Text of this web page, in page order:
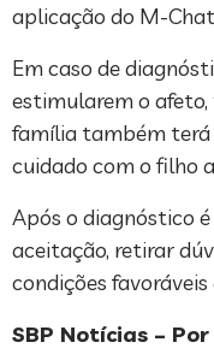
aplicação do M-
Em caso de
estimularem o
família também terá
cuidado com o filho
Após o diagnóstico
aceitação, retirar
condições
SBP Notícias –